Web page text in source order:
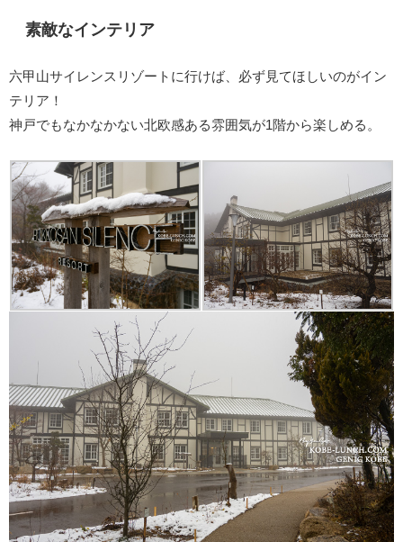
素敵なインテリア
六甲山サイレンスリゾートに行けば、必ず見てほしいのがイン
テリア！
神戸でもなかなかない北欧感ある雰囲気が1階から楽しめる。